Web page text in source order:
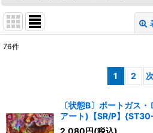
絞り込む
76件
1 2 次
〔状態B〕ポートガス
アート)【SR/P】
2,080円(税込)